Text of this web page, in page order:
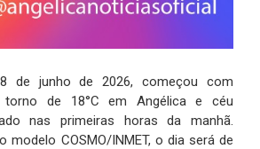
de junho de 2026, começou com
torno de 18°C em Angélica e céu
nas primeiras horas da manhã.
modelo COSMO/INMET, o dia será de